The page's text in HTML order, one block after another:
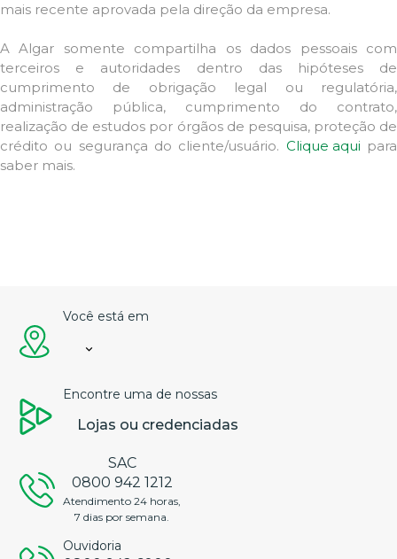
mais recente aprovada pela direção da empresa.
A Algar somente compartilha os dados pessoais com
terceiros e autoridades dentro das hipóteses de
cumprimento de obrigação legal ou regulatória,
administração pública, cumprimento do contrato,
realização de estudos por órgãos de pesquisa, proteção de
crédito ou segurança do cliente/usuário. Clique aqui para
saber mais.
Você está em
Encontre uma de nossas
Lojas ou credenciadas
SAC
0800 942 1212
Atendimento 24 horas,
7 dias por semana.
Ouvidoria